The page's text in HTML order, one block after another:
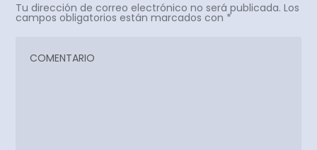
Tu dirección de correo electrónico no será publicada. Los
campos obligatorios están marcados con *